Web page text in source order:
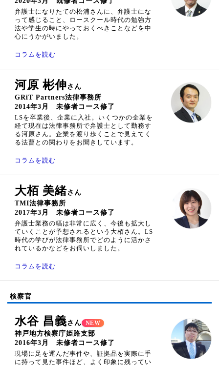
弁護士になりたての松浦さんに、弁護士にな
って感じること、ロースクール時代の勉強方
法や学生の時にやっておくべきことなどを中
心にうかがいました。
コラムを読む
河原 彬伸さん
GRiT Partners法律事務所
2014年3月 未修者コース修了
LSを卒業後、企業に入社。いくつかの企業を
経て現在は法律事務所で弁護士として勤務す
る河原さん。企業を渡り歩くことで見えてく
る法曹との関わりをお聞きしています。
コラムを読む
大栢 美緒さん
TMI法律事務所
2017年3月 未修者コース修了
弁護士業務の幅は非常に広く、今後も拡大し
ていくことが予想されるという大栢さん。LS
時代の学びが法律事務所でどのように活かさ
れているかなどをお伺いしました。
コラムを読む
検察官
水谷 昌義さん NEW
神戸地方検察庁姫路支部
2016年3月 未修者コース修了
現場に足を運んだ事件や、証拠品を実際に手
に持って見た事件ほど、よく印象に残ってい